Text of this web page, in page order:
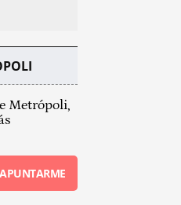
Metrópoli,
APUNTARME